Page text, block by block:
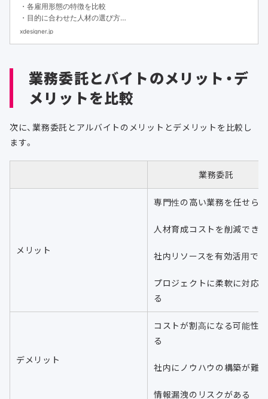
・各雇用形態の特徴を比較
・目的に合わせた人材の選び方
・フリーランスや副業人材を活用するメリット
xdesigner.jp
業務委託とバイトのメリット・デ
メリットを比較
次に、業務委託とアルバイトのメリットとデメリットを比較し
ます。
業務委託
メリット
専門性の高い業務を任せら
人材育成コストを削減できる
社内リソースを有効活用で
プロジェクトに柔軟に対応
る
デメリット
コストが割高になる可能性
る
社内にノウハウの構築が難
情報漏洩のリスクがある